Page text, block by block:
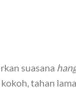
suasana
tahan